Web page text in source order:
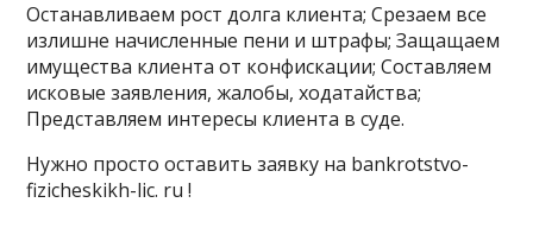
Останавливаем рост долга клиента; Срезаем все
излишне начисленные пени и штрафы; Защащаем
имущества клиента от конфискации; Составляем
исковые заявления, жалобы, ходатайства;
Представляем интересы клиента в суде.
Нужно просто оставить заявку на bankrotstvo-
fizicheskikh-lic. ru !